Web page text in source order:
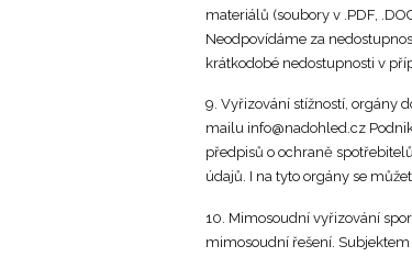
materiálů (soubory v .PDF,
Neodpovídáme za
krátkodobé nedostupnosti v
9. Vyřizování stížností, orgány
mailu info@nadohled.cz
předpisů o ochraně
údajů. I na tyto orgány se
10. Mimosoudní vyřizování
mimosoudní řešení.